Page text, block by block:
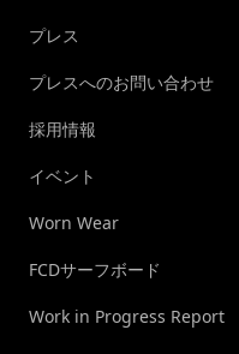
プレス
プレスへのお問い合わせ
採用情報
イベント
Worn Wear
FCDサーフボード
Work in Progress Report